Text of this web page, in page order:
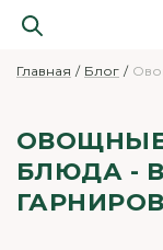
Главная Блог
ОВОЩНЫЕ
БЛЮДА -
ГАРНИРОВ